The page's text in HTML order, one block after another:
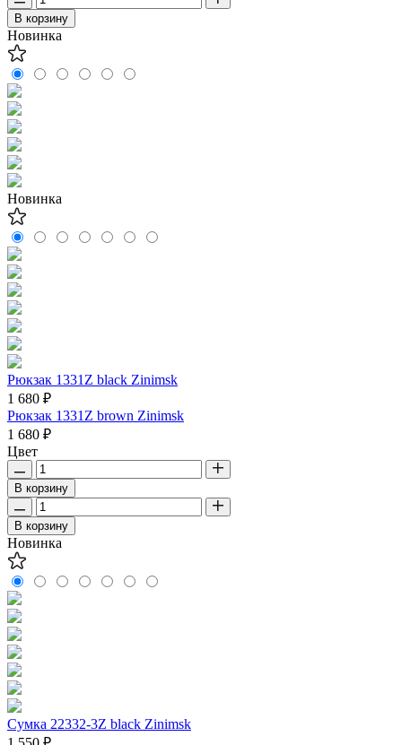
В корзину
Новинка
Новинка
Рюкзак 1331Z black Zinimsk
1 680 ₽
Рюкзак 1331Z brown Zinimsk
1 680 ₽
Цвет
В корзину
В корзину
Новинка
Сумка 22332-3Z black Zinimsk